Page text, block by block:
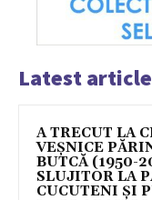
Latest article
A TRECUT LA
VEȘNICE
BUTCĂ (1950-
SLUJITOR LA
CUCUTENI ȘI